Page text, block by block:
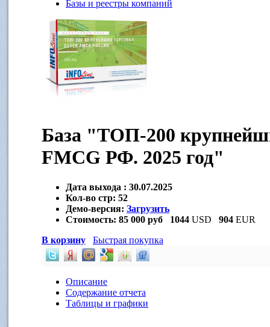
Базы и реестры компаний
База "ТОП-200
FMCG РФ. 2025 год"
Дата выхода : 30.07.2025
Кол-во стр: 52
Демо-версия: Загрузить
Стоимость: 85 000 руб 1044 USD 904 EUR
В корзину
Быстрая покупка
Описание
Содержание отчета
Таблицы и графики